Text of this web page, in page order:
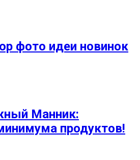
фото идеи новинок
Манник:
продуктов!